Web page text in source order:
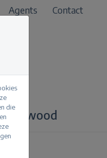
Agents
Contact
die